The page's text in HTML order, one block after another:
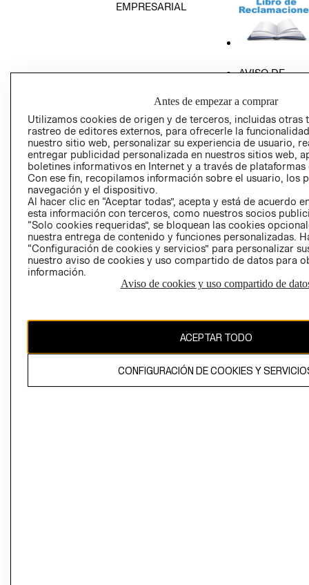
EMPRESARIAL
AVISO DE
GIFT CARD
AVISO DE
Perú (S/)
CAMBIAR REGIÓN
propiedad de H&M Hennes & Mauritz AB
Antes de empezar a comprar
Utilizamos cookies de origen y de terceros, incluidas otras
rastreo de editores externos, para ofrecerle la
nuestro sitio web, personalizar su experiencia de usuario,
entregar publicidad personalizada en nuestros sitios web,
boletines informativos en Internet y a través de plataformas
Con ese fin, recopilamos información sobre el usuario, los
navegación y el dispositivo.
Al hacer clic en “Aceptar todas”, acepta y está de acuerdo
esta información con terceros, como nuestros socios
“Solo cookies requeridas”, se bloquean las cookies
nuestra entrega de contenido y funciones personalizadas.
“Configuración de cookies y servicios” para personalizar
nuestro aviso de cookies y uso compartido de datos para
información.
Aviso de cookies y uso compartido de
ACEPTAR TODO
CONFIGURACIÓN DE COOKIES Y